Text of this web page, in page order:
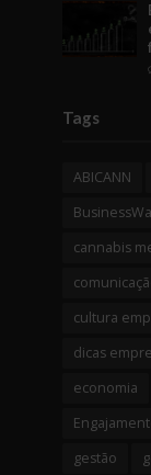
Tags
ABICANN
cannabis
cultura
dicas
economia
gestão